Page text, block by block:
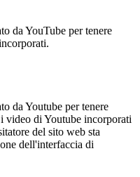
da YouTube per tenere
da Youtube per tenere
video di Youtube incorporati
del sito web sta
dell'interfaccia di